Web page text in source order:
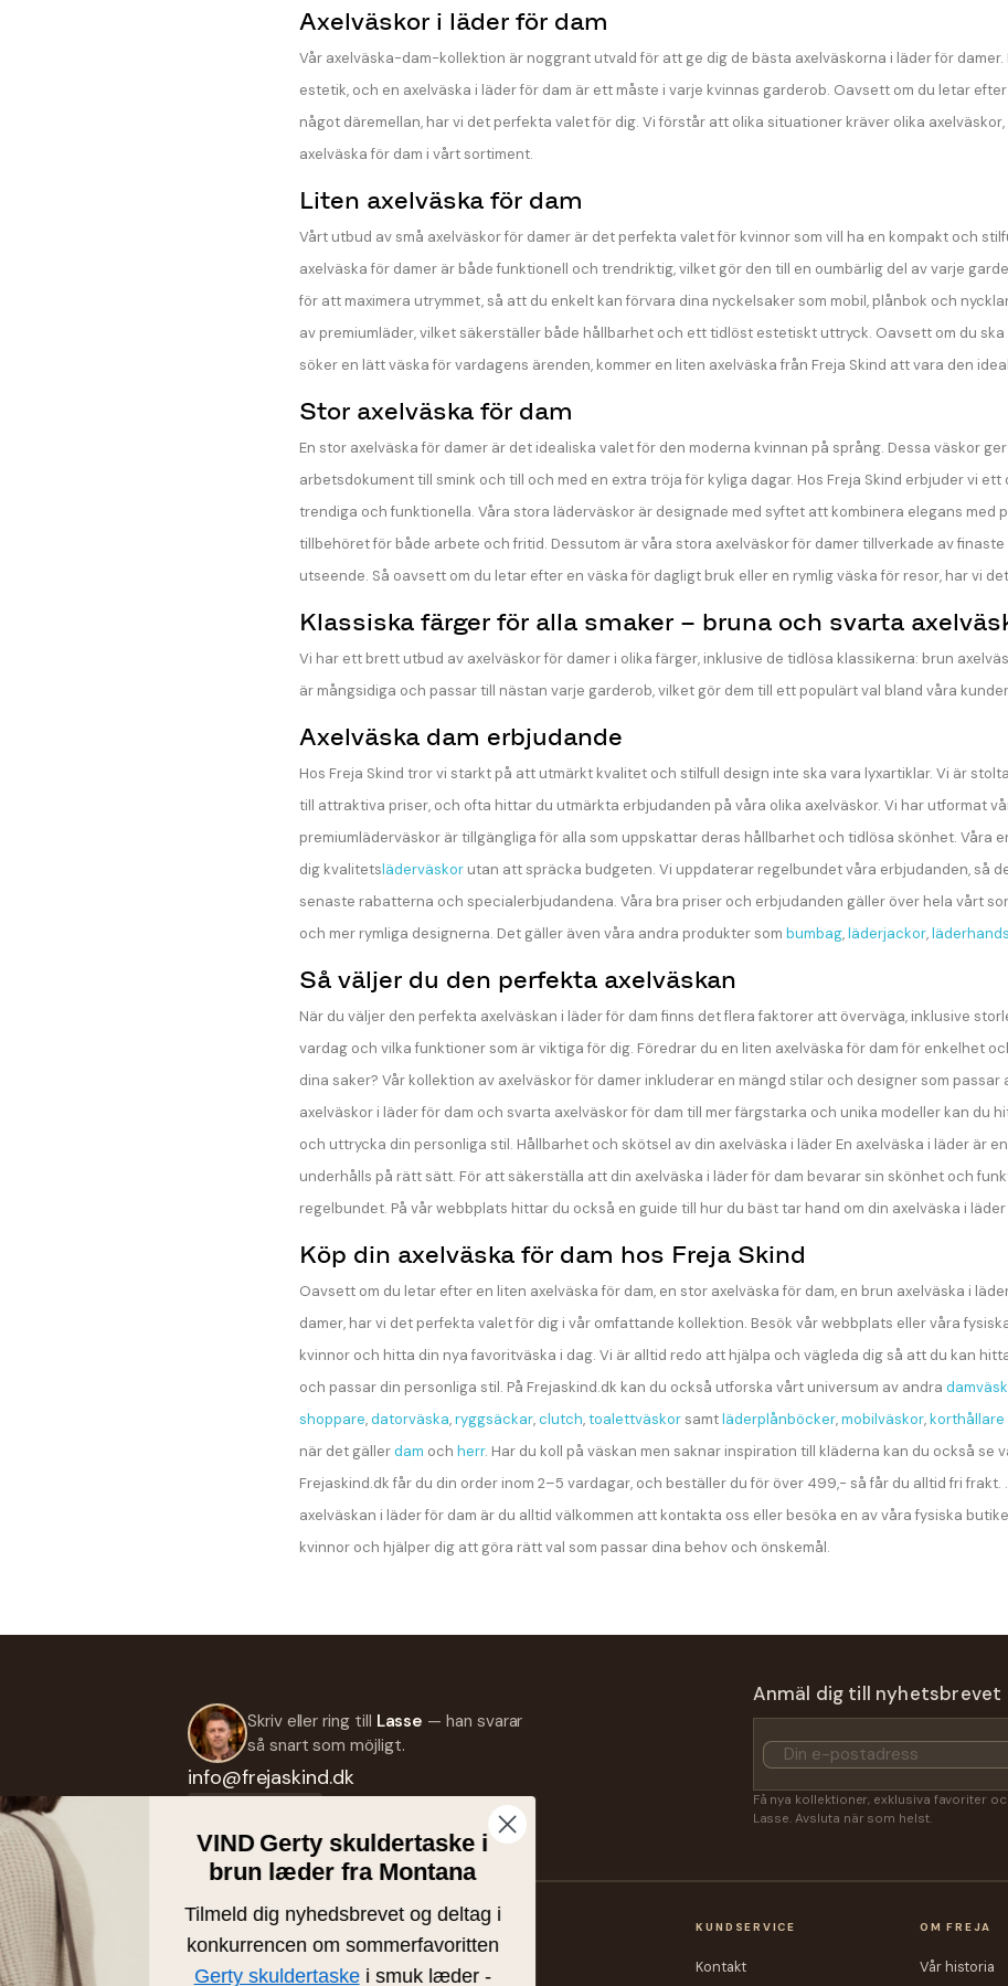
Axelväskor i läder för dam
Vår axelväska-dam-kollektion är noggrant utvald för att ge dig de bästa axelväskorna i läder för
estetik, och en axelväska i läder för dam är ett måste i varje kvinnas garderob. Oavsett om du letar
något däremellan, har vi det perfekta valet för dig. Vi förstår att olika situationer kräver olika
axelväska för dam i vårt sortiment.
Liten axelväska för dam
Vårt utbud av små axelväskor för damer är det perfekta valet för kvinnor som vill ha en kompakt och
axelväska för damer är både funktionell och trendriktig, vilket gör den till en oumbärlig del av varje
för att maximera utrymmet, så att du enkelt kan förvara dina nyckelsaker som mobil, plånbok och
av premiumläder, vilket säkerställer både hållbarhet och ett tidlöst estetiskt uttryck. Oavsett om du
söker en lätt väska för vardagens ärenden, kommer en liten axelväska från Freja Skind att vara den
Stor axelväska för dam
En stor axelväska för damer är det idealiska valet för den moderna kvinnan på språng. Dessa väskor
arbetsdokument till smink och till och med en extra tröja för kyliga dagar. Hos Freja Skind erbjuder vi
trendiga och funktionella. Våra stora läderväskor är designade med syftet att kombinera elegans med
tillbehöret för både arbete och fritid. Dessutom är våra stora axelväskor för damer tillverkade av
utseende. Så oavsett om du letar efter en väska för dagligt bruk eller en rymlig väska för resor, har vi
Klassiska färger för alla smaker – bruna och svarta
Vi har ett brett utbud av axelväskor för damer i olika färger, inklusive de tidlösa klassikerna: brun
är mångsidiga och passar till nästan varje garderob, vilket gör dem till ett populärt val bland våra
Axelväska dam erbjudande
Hos Freja Skind tror vi starkt på att utmärkt kvalitet och stilfull design inte ska vara lyxartiklar. Vi är
till attraktiva priser, och ofta hittar du utmärkta erbjudanden på våra olika axelväskor. Vi har utformat
premiumläderväskor är tillgängliga för alla som uppskattar deras hållbarhet och tidlösa skönhet. Våra
dig kvalitetsläderväskor utan att spräcka budgeten. Vi uppdaterar regelbundet våra erbjudanden, så
senaste rabatterna och specialerbjudandena. Våra bra priser och erbjudanden gäller över hela vårt
och mer rymliga designerna. Det gäller även våra andra produkter som bumbag,läderjackor,
Så väljer du den perfekta axelväskan
När du väljer den perfekta axelväskan i läder för dam finns det flera faktorer att överväga, inklusive
vardag och vilka funktioner som är viktiga för dig. Föredrar du en liten axelväska för dam för enkelhet
dina saker? Vår kollektion av axelväskor för damer inkluderar en mängd stilar och designer som
axelväskor i läder för dam och svarta axelväskor för dam till mer färgstarka och unika modeller kan
och uttrycka din personliga stil. Hållbarhet och skötsel av din axelväska i läder En axelväska i läder är
underhålls på rätt sätt. För att säkerställa att din axelväska i läder för dam bevarar sin skönhet och
regelbundet. På vår webbplats hittar du också en guide till hur du bäst tar hand om din axelväska i
Köp din axelväska för dam hos Freja Skind
Oavsett om du letar efter en liten axelväska för dam, en stor axelväska för dam, en brun axelväska i
damer, har vi det perfekta valet för dig i vår omfattande kollektion. Besök vår webbplats eller våra
kvinnor och hitta din nya favoritväska i dag. Vi är alltid redo att hjälpa och vägleda dig så att du kan
och passar din personliga stil. På Frejaskind.dk kan du också utforska vårt universum av andra
shoppare,datorväska,ryggsäckar,clutch,toalettväskorsamtläderplånböcker,mobilväskor,korthållare
när det gällerdam och herr. Har du koll på väskan men saknar inspiration till kläderna kan du också se
Frejaskind.dk får du din order inom 2–5 vardagar, och beställer du för över 499,- så får du alltid fri
axelväskan i läder för dam är du alltid välkommen att kontakta oss eller besöka en av våra fysiska
kvinnor och hjälper dig att göra rätt val som passar dina behov och önskemål.
Skriv eller ring till Lasse — han svarar
så snart som möjligt.
info@frejaskind.dk
Anmäl dig till nyhetsbrevet
Få nya kollektioner, exklusiva favoriter
Lasse. Avsluta när som helst.
SHOP KUNDSERVICE
Kontakt
OM FREJA
Vår historia
VINDGerty skuldertaske i
brun læder fra Montana
Tilmeld dig nyhedsbrevet og deltag i
konkurrencen om sommerfavoritten
Gerty skuldertaske
i smuk læder -